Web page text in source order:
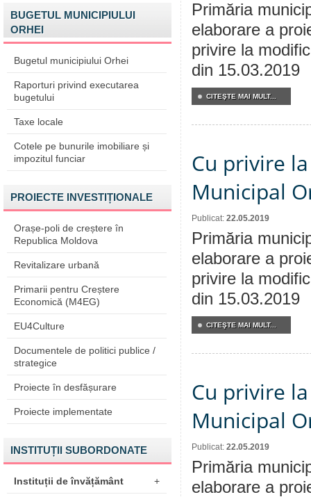
BUGETUL MUNICIPIULUI
ORHEI
Bugetul municipiului Orhei
Raporturi privind executarea
bugetului
Taxe locale
Cotele pe bunurile imobiliare și
impozitul funciar
PROIECTE INVESTIȚIONALE
Orașe-poli de creștere în
Republica Moldova
Revitalizare urbană
Primarii pentru Creștere
Economică (M4EG)
EU4Culture
Documentele de politici publice /
strategice
Proiecte în desfășurare
Proiecte implementate
INSTITUȚII SUBORDONATE
Instituții de învățământ +
Primăria
elaborare a
privire la
din 15.03.2019
CITEŞTE MAI MULT...
Cu privire
Municipal
Publicat: 22.05.2019
Primăria
elaborare a
privire la
din 15.03.2019
CITEŞTE MAI MULT...
Cu privire
Municipal
Publicat: 22.05.2019
Primăria
elaborare a